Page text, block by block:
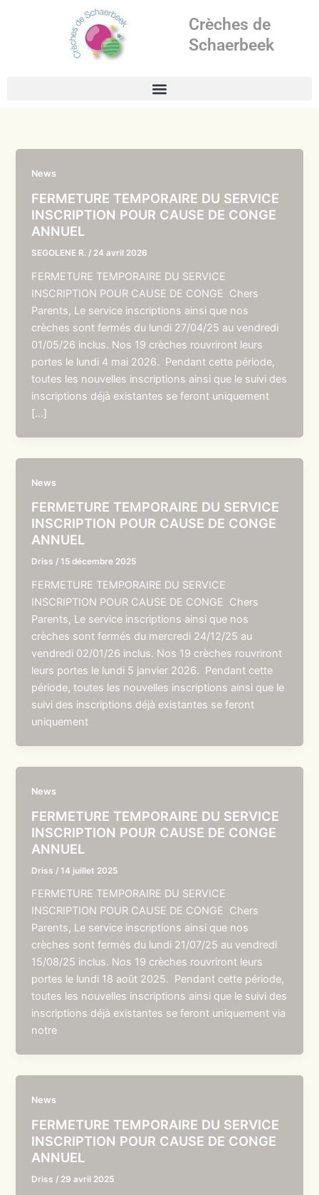
Crèches de
Schaerbeek
News
FERMETURE TEMPORAIRE DU SERVICE
INSCRIPTION POUR CAUSE DE CONGE
ANNUEL
SEGOLENE R. / 24 avril 2026
FERMETURE TEMPORAIRE DU SERVICE
INSCRIPTION POUR CAUSE DE CONGE Chers
Parents, Le service inscriptions ainsi que nos
crèches sont fermés du lundi 27/04/25 au vendredi
01/05/26 inclus. Nos 19 crèches rouvriront leurs
portes le lundi 4 mai 2026. Pendant cette période,
toutes les nouvelles inscriptions ainsi que le suivi des
inscriptions déjà existantes se feront uniquement
[…]
News
FERMETURE TEMPORAIRE DU SERVICE
INSCRIPTION POUR CAUSE DE CONGE
ANNUEL
Driss /15 décembre 2025
FERMETURE TEMPORAIRE DU SERVICE
INSCRIPTION POUR CAUSE DE CONGE Chers
Parents, Le service inscriptions ainsi que nos
crèches sont fermés du mercredi 24/12/25 au
vendredi 02/01/26 inclus. Nos 19 crèches rouvriront
leurs portes le lundi 5 janvier 2026. Pendant cette
période, toutes les nouvelles inscriptions ainsi que le
suivi des inscriptions déjà existantes se feront
uniquement
News
FERMETURE TEMPORAIRE DU SERVICE
INSCRIPTION POUR CAUSE DE CONGE
ANNUEL
Driss /14 juillet 2025
FERMETURE TEMPORAIRE DU SERVICE
INSCRIPTION POUR CAUSE DE CONGE Chers
Parents, Le service inscriptions ainsi que nos
crèches sont fermés du lundi 21/07/25 au vendredi
15/08/25 inclus. Nos 19 crèches rouvriront leurs
portes le lundi 18 août 2025. Pendant cette période,
toutes les nouvelles inscriptions ainsi que le suivi des
inscriptions déjà existantes se feront uniquement via
notre
News
FERMETURE TEMPORAIRE DU SERVICE
INSCRIPTION POUR CAUSE DE CONGE
ANNUEL
Driss / 29 avril 2025